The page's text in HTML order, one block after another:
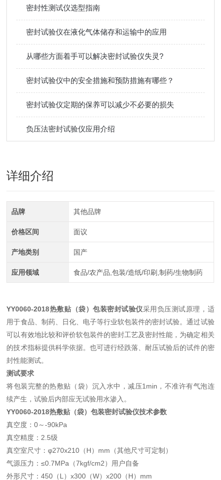
密封性测试仪选型指南
密封试验仪在液化气体储存和运输中的应用
从哪些方面着手可以解决密封试验仪失灵?
密封试验仪中的安全措施和预防措施有哪些？
密封试验仪定期的保养可以减少不必要的损失
负压法密封试验仪应用介绍
详细介绍
品牌 其他品牌
价格区间 面议
产地类别 国产
应用领域 食品/农产品,包装/造纸/印刷,制药/生物制药
YY0060-2018热敷贴（袋）包装密封试验仪采用负压测试原理，适
用于食品、制药、日化、电子等行业软包装件的密封试验。通过试验
可以有效地比较和评价软包装件的密封工艺及密封性能，为确定相关
的技术指标提供科学依据。也可进行经跌落、耐压试验后的试件的密
封性能测试。
测试要求
将包装完整的热敷贴（袋）沉入水中，减压1min，不准许有气泡连
续产生，试验后内部应无试验用水渗入。
YY0060-2018热敷贴（袋）包装密封试验仪技术参数
真空度：0～-90kPa
真空精度：2.5级
真空室尺寸：φ270x210（H）mm（其他尺寸可定制）
气源压力：≤0.7MPa（7kgf/cm2）用户自备
外形尺寸：450（L）x300（W）x200（H）mm